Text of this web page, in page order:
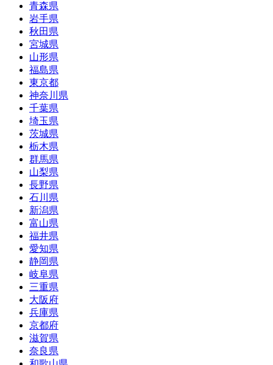
青森県
岩手県
秋田県
宮城県
山形県
福島県
東京都
神奈川県
千葉県
埼玉県
茨城県
栃木県
群馬県
山梨県
長野県
石川県
新潟県
富山県
福井県
愛知県
静岡県
岐阜県
三重県
大阪府
兵庫県
京都府
滋賀県
奈良県